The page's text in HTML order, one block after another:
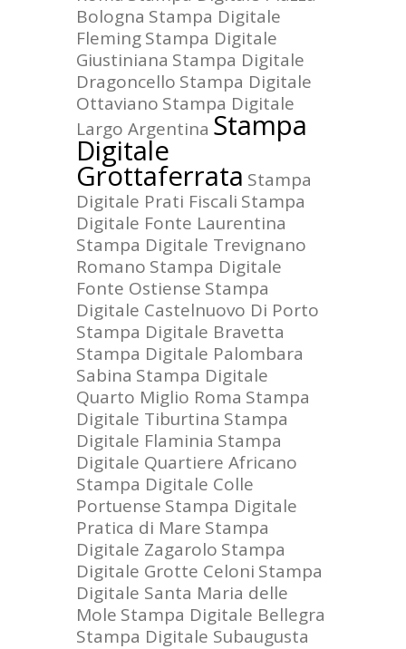
Bologna Stampa Digitale
FlemingStampa Digitale
Giustiniana Stampa Digitale
Dragoncello Stampa Digitale
Ottaviano Stampa Digitale
Largo Argentina Stampa
Digitale
Grottaferrata Stampa
Digitale Prati Fiscali Stampa
Digitale Fonte Laurentina
Stampa Digitale Trevignano
Romano Stampa Digitale
Fonte Ostiense Stampa
Digitale Castelnuovo Di Porto
Stampa Digitale Bravetta
Stampa Digitale Palombara
Sabina Stampa Digitale
Quarto Miglio Roma Stampa
Digitale Tiburtina Stampa
Digitale Flaminia Stampa
Digitale Quartiere Africano
Stampa Digitale Colle
Portuense Stampa Digitale
Pratica di Mare Stampa
Digitale Zagarolo Stampa
Digitale Grotte Celoni Stampa
Digitale Santa Maria delle
Mole Stampa Digitale Bellegra
Stampa Digitale Subaugusta